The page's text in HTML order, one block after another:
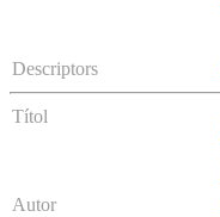
Descriptors
Títol
Autor